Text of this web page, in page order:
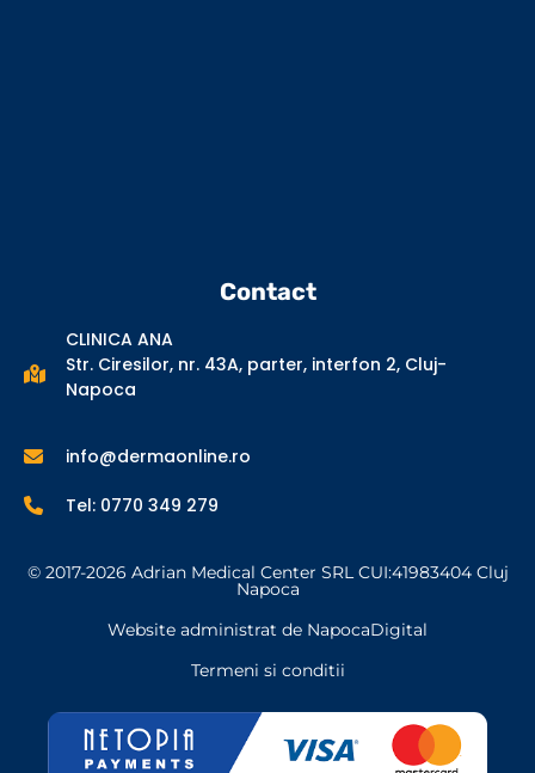
Contact
CLINICA ANA
Str. Ciresilor, nr. 43A, parter, interfon 2, Cluj-
Napoca
info@dermaonline.ro
Tel: 0770 349 279
© 2017-2026 Adrian Medical Center SRL CUI:41983404 Cluj
Napoca
Website administrat de NapocaDigital
Termeni si conditii